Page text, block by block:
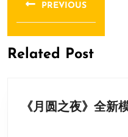
导
航
PREVIOUS
post:
Related Post
《月圆之夜》全新